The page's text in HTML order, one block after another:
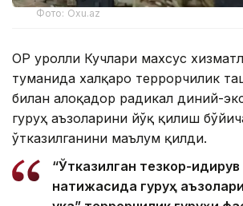
Фото: Oxu.az
ОР Қуролли Кучлари махсус
туманида халқаро террорчилик
билан алоқадор радикал диний-
гуруҳ аъзоларини йўқ қилиш
ўтказилганини маълум қилди.
“Ўтказилган тезкор-
натижасида гуруҳ